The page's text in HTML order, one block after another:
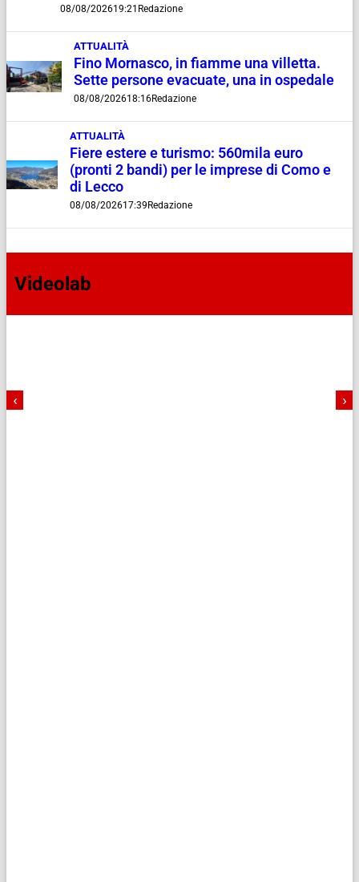
08/08/202619:21 Redazione
ATTUALITÀ
Fino Mornasco, in fiamme una villetta.
Sette persone evacuate, una in ospedale
08/08/202618:16Redazione
ATTUALITÀ
Fiere estere e turismo: 560mila euro
(pronti 2 bandi) per le imprese di Como e
di Lecco
08/08/202617:39 Redazione
Videolab
‹ ›